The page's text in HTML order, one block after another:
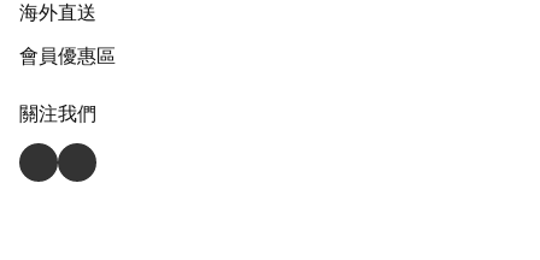
海外直送
會員優惠區
關注我們